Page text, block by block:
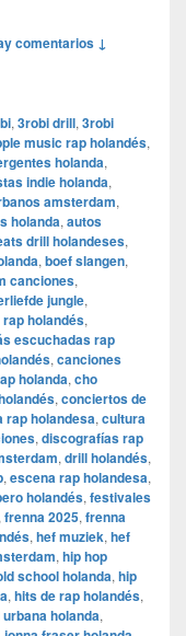
comentarios ↓
, 3robi drill, 3robi
music rap holandés,
holanda,
indie holanda,
amsterdam,
holanda, autos
drill holandeses,
, boef slangen,
canciones,
jungle,
holandés,
escuchadas rap
, canciones
holanda, cho
, conciertos de
rap holandesa, cultura
, discografías rap
, drill holandés,
, escena rap holandesa,
holandés, festivales
frenna 2025, frenna
, hef muziek, hef
, hip hop
school holanda, hip
, hits de rap holandés,
holanda,